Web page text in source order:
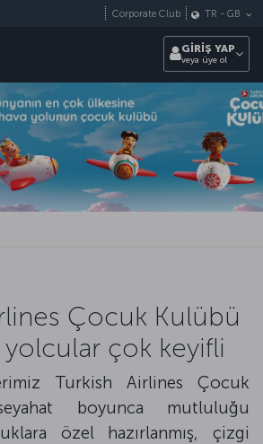
Corporate Club TR - GB
GİRİŞ YAP
veya üye ol
Çocuk Kulübü
çok keyifli
Turkish Airlines Çocuk
boyunca mutluluğu
özel hazırlanmış, çizgi